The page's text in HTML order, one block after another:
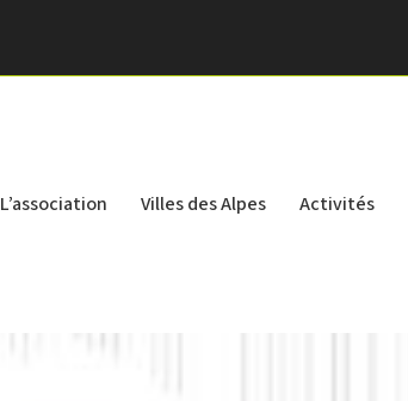
L’association Villes des Alpes Activités